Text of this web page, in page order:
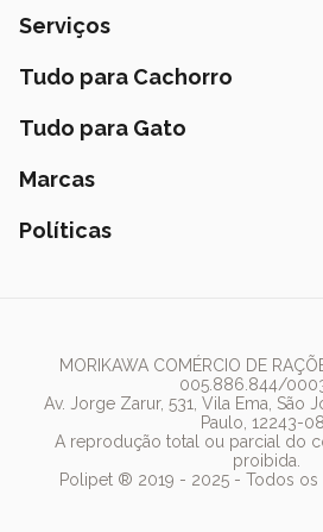
Quem Somos
Prazos de Entrega
Fale Conosco
Lista de Desejos
Serviços
Banho e Tosa
Peça pelo Delivery
Assinatura Polipet
Tudo para Cachorro
Ração
Coleiras
Tudo para Gato
Ração
Marcas
Nexgard
Pedigree
Whiskas
Dog Chow
Royal Canin
Políticas
MORIKAWA COMÉRCIO DE
005.886.844/
Av. Jorge Zarur, 531, Vila Ema, São
Paulo, 12243-
A reprodução total ou parcial do
proibida.
Polipet ® 2019 - 2025 - Todos os